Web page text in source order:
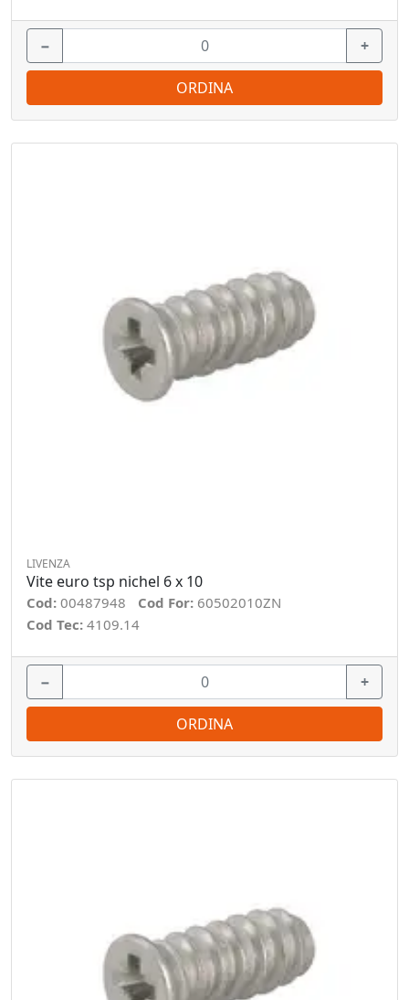
− +
ORDINA
LIVENZA
Vite euro tsp nichel 6 x 10
Cod: 00487948 Cod For: 60502010ZN
Cod Tec: 4109.14
− +
ORDINA